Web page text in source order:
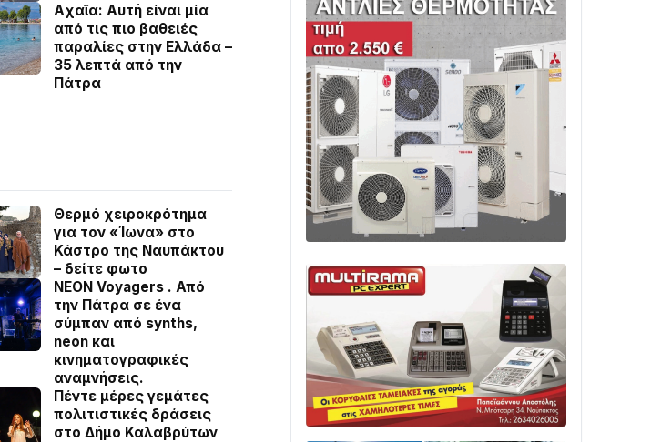
Aχαϊα: Αυτή είναι μία
από τις πιο βαθειές
παραλίες στην Ελλάδα –
35 λεπτά από την
Πάτρα
Θερμό χειροκρότημα
για τον «Ίωνα» στο
Κάστρο της Ναυπάκτου
– δείτε φωτο
NEON Voyagers . Από
την Πάτρα σε ένα
σύμπαν από synths,
neon και
κινηματογραφικές
αναμνήσεις.
Πέντε μέρες γεμάτες
πολιτιστικές δράσεις
στο Δήμο Καλαβρύτων